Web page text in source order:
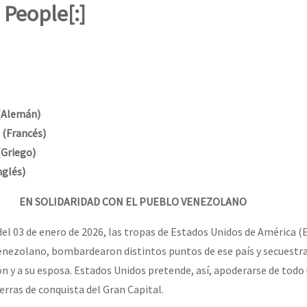
a Humanidade”
globales por la libertad de Jesús Plácido Galindo y el alto a la
Virá” se publica no Estado Espanhol
mundo saiba! Nossas lutas pela memória, a justiça e a dignidade
(Francés)
EN SOLIDARIDAD CON EL PUEBLO VENEZOLANO
03 de enero de 2026, las tropas de Estados Unidos de América
bombardearon distintos puntos de ese país y
y a su esposa. Estados Unidos pretende, así, apoderarse de
de conquista del Gran Capital.